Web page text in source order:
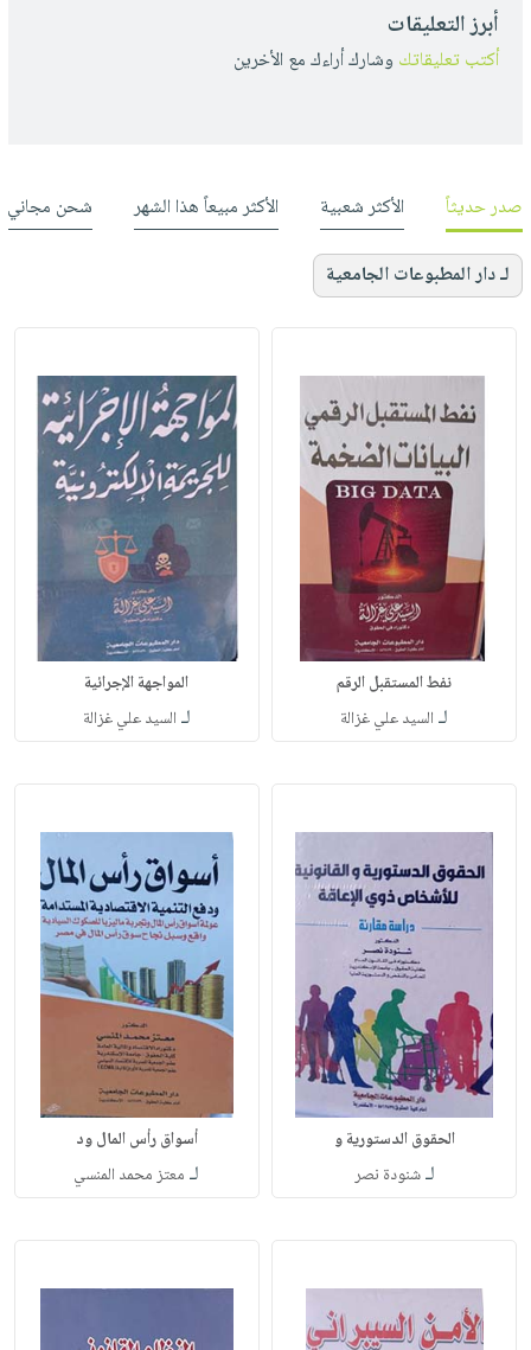
أبرز التعليقات
أكتب تعليقاتك وشارك أراءك مع الأخرين
صدر حديثاً الأكثر شعبية الأكثر مبيعاً هذا الشهر شحن مجاني
لـ دار المطبوعات الجامعية
نفط المستقبل الرقم
لـ السيد علي غزالة
المواجهة الإجرائية
لـ السيد علي غزالة
الحقوق الدستورية و
لـشنودة نصر
أسواق رأس المال ود
لـ معتز محمد المنسي